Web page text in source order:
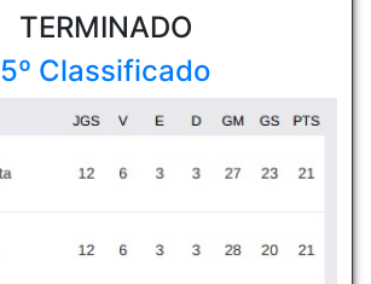
TERMINADO
5º Classificado